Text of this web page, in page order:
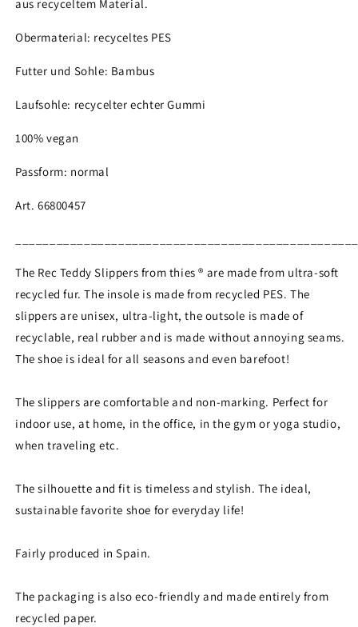
aus recyceltem Material.
Obermaterial: recyceltes PES
Futter und Sohle: Bambus
Laufsohle: recycelter echter Gummi
100% vegan
Passform: normal
Art. 66800457
The Rec Teddy Slippers from thies ® are made from ultra-soft
recycled fur. The insole is made from recycled PES. The
slippers are unisex, ultra-light, the outsole is made of
recyclable, real rubber and is made without annoying seams.
The shoe is ideal for all seasons and even barefoot!
The slippers are comfortable and non-marking. Perfect for
indoor use, at home, in the office, in the gym or yoga studio,
when traveling etc.
The silhouette and fit is timeless and stylish. The ideal,
sustainable favorite shoe for everyday life!
Fairly produced in Spain.
The packaging is also eco-friendly and made entirely from
recycled paper.
Log in to your account to add products to your wishlist
and view your previously saved items.